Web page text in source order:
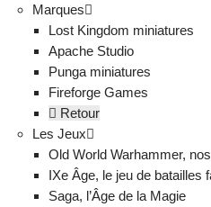
Marques
Lost Kingdom miniatures
Apache Studio
Punga miniatures
Fireforge Games
Retour
Les Jeux
Old World Warhammer,
IXe Âge, le jeu de batailles
Saga, l’Âge de la Magie